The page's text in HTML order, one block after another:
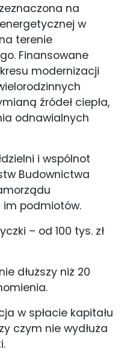
na
w
terenie
Finansowane
modernizacji
źródeł ciepła,
odnawialnych
i wspólnot
Budownictwa
im podmiotów.
– od 100 tys. zł
dłuższy niż 20
w spłacie kapitału
czym nie wydłuża